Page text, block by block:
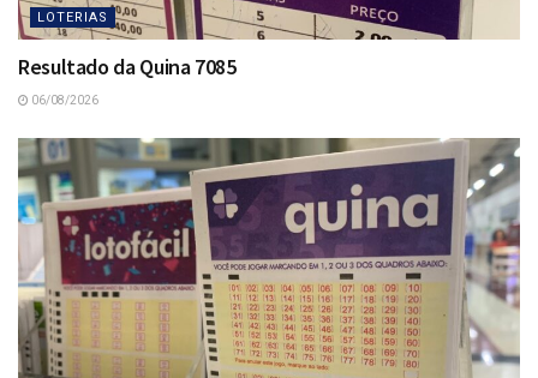
LOTERIAS
Resultado da Quina 7085
06/08/2026